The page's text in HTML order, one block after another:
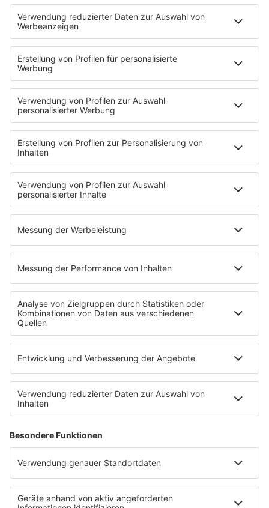
Jan Zerbst wird ffn-Programmdirektor
ffn macht aus „Meet Your Star“ ein
unvergessliches „Meet Your Stars“
Teilt diese Seite mit euren Freunden
Über ffn Werbung